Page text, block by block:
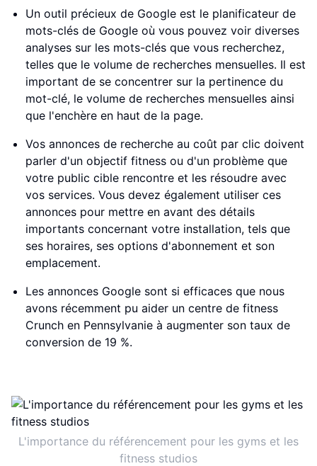
Un outil précieux de Google est le planificateur de
mots-clés de Google où vous pouvez voir diverses
analyses sur les mots-clés que vous recherchez,
telles que le volume de recherches mensuelles. Il est
important de se concentrer sur la pertinence du
mot-clé, le volume de recherches mensuelles ainsi
que l'enchère en haut de la page.
Vos annonces de recherche au coût par clic doivent
parler d'un objectif fitness ou d'un problème que
votre public cible rencontre et les résoudre avec
vos services. Vous devez également utiliser ces
annonces pour mettre en avant des détails
importants concernant votre installation, tels que
ses horaires, ses options d'abonnement et son
emplacement.
Les annonces Google sont si efficaces que nous
avons récemment pu aider un centre de fitness
Crunch en Pennsylvanie à augmenter son taux de
conversion de 19 %.
L'importance du référencement pour les gyms et les
fitness studios